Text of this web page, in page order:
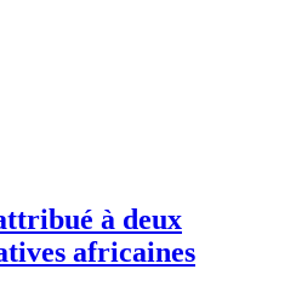
à deux
africaines